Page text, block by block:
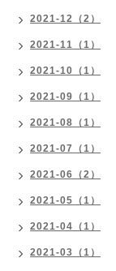
2021-12（2）
2021-11（1）
2021-10（1）
2021-09（1）
2021-08（1）
2021-07（1）
2021-06（2）
2021-05（1）
2021-04（1）
2021-03（1）